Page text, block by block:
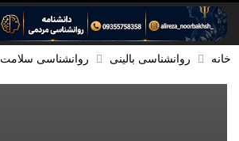
خانه روانشناسی بالینی روانشناسی سلامت